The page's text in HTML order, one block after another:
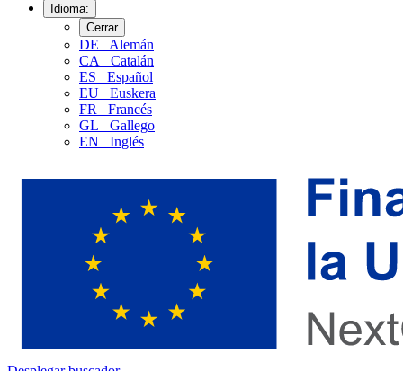
Idioma:
Cerrar
DE
Alemán
CA
Catalán
ES
Español
EU
Euskera
FR
Francés
GL
Gallego
EN
Inglés